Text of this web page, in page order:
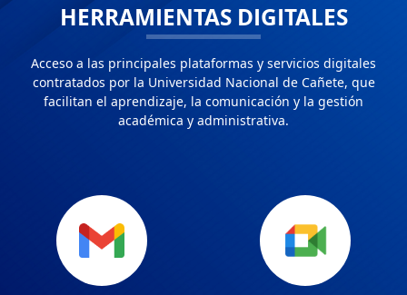
HERRAMIENTAS DIGITALES
Acceso a las principales plataformas y servicios digitales
contratados por la Universidad Nacional de Cañete, que
facilitan el aprendizaje, la comunicación y la gestión
académica y administrativa.